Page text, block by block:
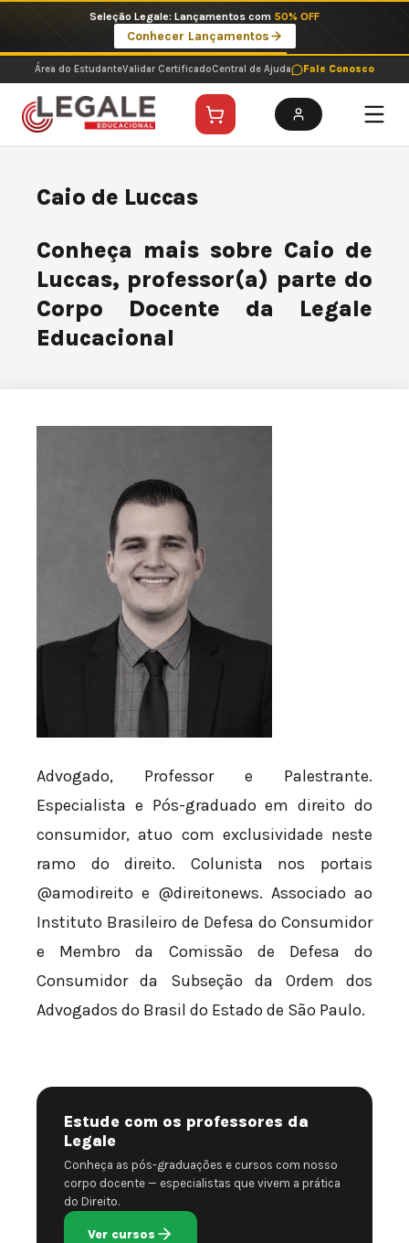
o
conteúdo
Seleção Legale: Lançamentos com 50% OFF
Conhecer Lançamentos
Área do EstudanteValidar CertificadoCentral de Ajuda Fale Conosco
Caio de Luccas
Conheça mais sobre Caio de
Luccas, professor(a) parte do
Corpo Docente da Legale
Educacional
Advogado, Professor e Palestrante.
Especialista e Pós-graduado em direito do
consumidor, atuo com exclusividade neste
ramo do direito. Colunista nos portais
@amodireito e @direitonews. Associado ao
Instituto Brasileiro de Defesa do Consumidor
e Membro da Comissão de Defesa do
Consumidor da Subseção da Ordem dos
Advogados do Brasil do Estado de São Paulo.
Estude com os professores da
Legale
Conheça as pós-graduações e cursos com nosso
corpo docente — especialistas que vivem a prática
do Direito.
Ver cursos